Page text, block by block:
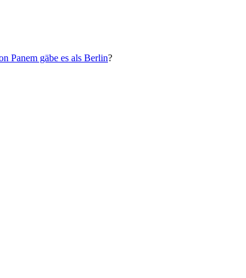
Panem gäbe es als Berlin?